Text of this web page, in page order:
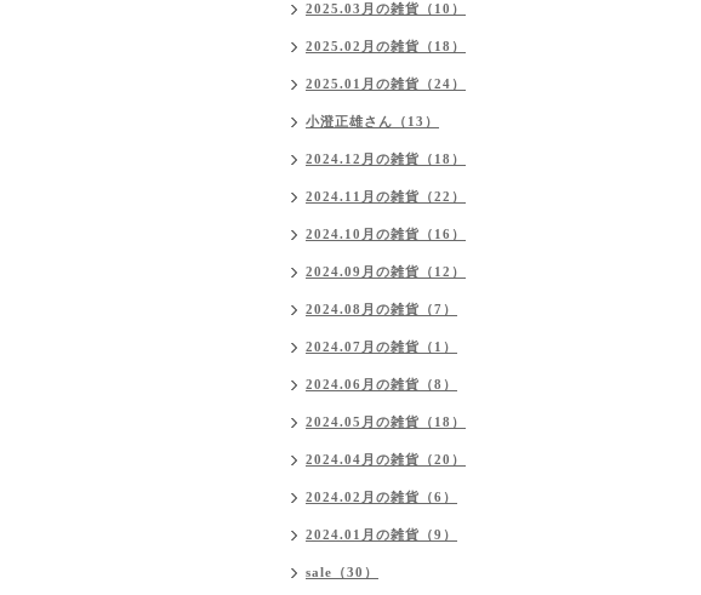
2025.03月の雑貨（10）
2025.02月の雑貨（18）
2025.01月の雑貨（24）
小澄正雄さん（13）
2024.12月の雑貨（18）
2024.11月の雑貨（22）
2024.10月の雑貨（16）
2024.09月の雑貨（12）
2024.08月の雑貨（7）
2024.07月の雑貨（1）
2024.06月の雑貨（8）
2024.05月の雑貨（18）
2024.04月の雑貨（20）
2024.02月の雑貨（6）
2024.01月の雑貨（9）
sale（30）